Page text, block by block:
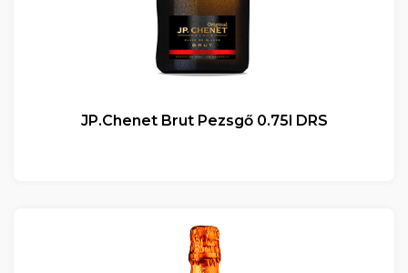
JP.Chenet Brut Pezsgő 0.75l DRS